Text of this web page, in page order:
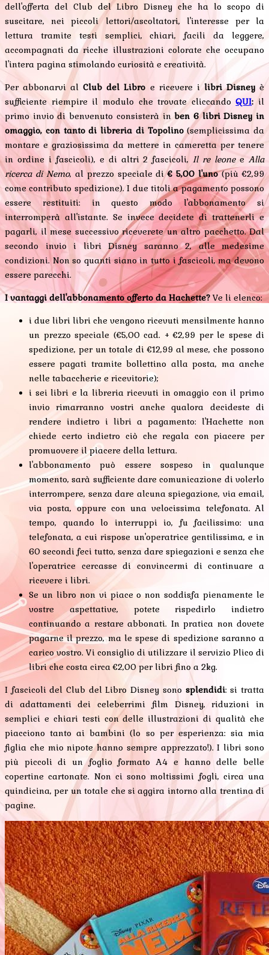
dell'offerta del Club del Libro Disney che ha lo scopo di
suscitare, nei piccoli lettori/ascoltatori, l'interesse per la
lettura tramite testi semplici, chiari, facili da leggere,
accompagnati da ricche illustrazioni colorate che occupano
l'intera pagina stimolando curiosità e creatività.
Per abbonarvi al Club del Libro e ricevere i libri Disneyè
sufficiente riempire il modulo che trovate cliccandoQUI: il
primo invio di benvenuto consisterà inben 6 libri Disney in
omaggio, con tanto di libreria di Topolino(semplicissima da
montare e graziosissima da mettere in cameretta per tenere
in ordine i fascicoli), e di altri 2 fascicoli,Il re leoneeAlla
ricerca di Nemo, al prezzo speciale di€ 5,00 l'uno(più €2,99
come contributo spedizione). I due titoli a pagamento possono
essere restituiti: in questo modo l'abbonamento si
interromperà all'istante. Se invece decidete di trattenerli e
pagarli, il mese successivo riceverete un altro pacchetto. Dal
secondo invio i libri Disney saranno 2, alle medesime
condizioni. Non so quanti siano in tutto i fascicoli, ma devono
essere parecchi.
I vantaggi dell'abbonamento offerto da Hachette? Ve li elenco:
i due libri libri che vengono ricevuti mensilmente hanno
un prezzo speciale (€5,00 cad. + €2,99 per le spese di
spedizione, per un totale di €12,99 al mese, che possono
essere pagati tramite bollettino alla posta, ma anche
nelle tabaccherie e ricevitorie);
i sei libri e la libreria ricevuti in omaggio con il primo
invio rimarranno vostri anche qualora decideste di
rendere indietro i libri a pagamento: l'Hachette non
chiede certo indietro ciò che regala con piacere per
promuovere il piacere della lettura.
l'abbonamento può essere sospeso in qualunque
momento, sarà sufficiente dare comunicazione di volerlo
interrompere, senza dare alcuna spiegazione, via email,
via posta, oppure con una velocissima telefonata. Al
tempo, quando lo interruppi io, fu facilissimo: una
telefonata, a cui rispose un'operatrice gentilissima, e in
60 secondi feci tutto, senza dare spiegazioni e senza che
l'operatrice cercasse di convincermi di continuare a
ricevere i libri.
Se un libro non vi piace o non soddisfa pienamente le
vostre aspettative, potete rispedirlo indietro
continuando a restare abbonati. In pratica non dovete
pagarne il prezzo, ma le spese di spedizione saranno a
carico vostro. Vi consiglio di utilizzare il servizio Plico di
libri che costa circa €2,00 per libri fino a 2kg.
I fascicoli del Club del Libro Disney sono splendidi: si tratta
di adattamenti dei celeberrimi film Disney, riduzioni in
semplici e chiari testi con delle illustrazioni di qualità che
piacciono tanto ai bambini (lo so per esperienza: sia mia
figlia che mio nipote hanno sempre apprezzato!). I libri sono
più piccoli di un foglio formato A4 e hanno delle belle
copertine cartonate. Non ci sono moltissimi fogli, circa una
quindicina, per un totale che si aggira intorno alla trentina di
pagine.